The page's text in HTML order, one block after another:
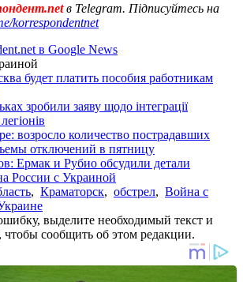
в Telegram. Підписуйтесь на
korrespondentnet
в Google News
будет платить пособия работникам
зробили заяву щодо інтеграції
возросло количество пострадавших
отключений в пятницу
Ермак и Рубио обсудили детали
России с Украиной
, Краматорск, обстрел, Война с
выделите необходимый текст и
сообщить об этом редакции.